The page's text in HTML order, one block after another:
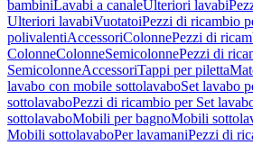
bambiniLavabi a canaleUlteriori lavabi
Ulteriori lavabiVuotatoiPezzi di ricambio
polivalentiAccessoriColonnePezzi di
ColonneColonneSemicolonnePezzi di
SemicolonneAccessoriTappi per piletta
lavabo con mobile sottolavaboSet lavabo
sottolavaboPezzi di ricambio per Set
sottolavaboMobili per bagnoMobili
Mobili sottolavaboPer lavamaniPezzi di